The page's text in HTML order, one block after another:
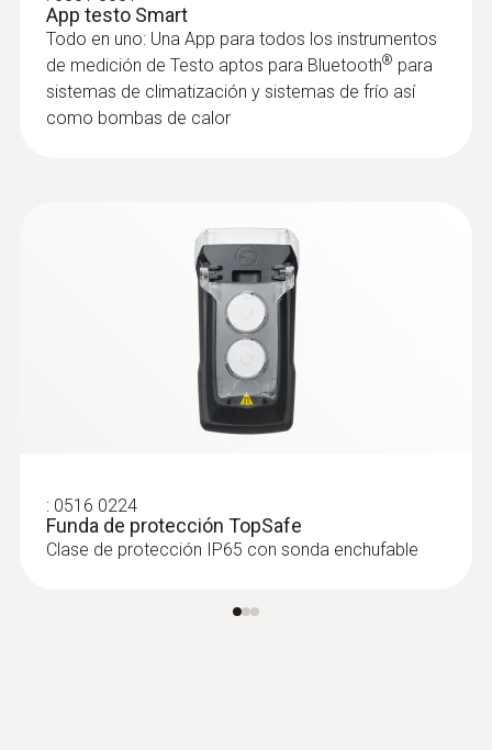
2,5 %HR (5 hasta 95 %HR)
Resolución
App testo Smart
Todo en uno: Una App para todos los instrumentos
de medición de Testo aptos para Bluetooth® para
sistemas de climatización y sistemas de frío así
como bombas de calor
: 0516 0224
Funda de protección TopSafe
Clase de protección IP65 con sonda enchufable